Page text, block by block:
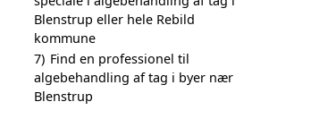
Blenstrup eller hele Rebild
kommune
7) Find en professionel til
algebehandling af tag i byer nær
Blenstrup